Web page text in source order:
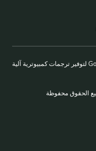
تستخدم WA Cares ترجمات Google Cloud لتوفير ترجمات كمبيوترية آلية